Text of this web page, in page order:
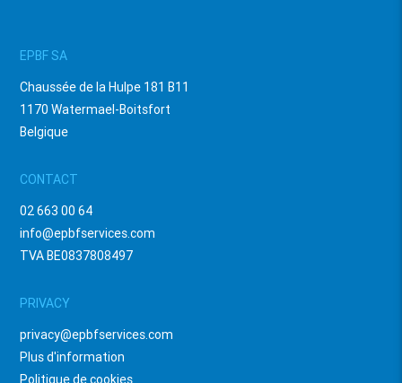
EPBF SA
Chaussée de la Hulpe 181 B11
1170 Watermael-Boitsfort
Belgique
CONTACT
02 663 00 64
info@epbfservices.com
TVA BE0837808497
PRIVACY
privacy@epbfservices.com
Plus d'information
Politique de cookies